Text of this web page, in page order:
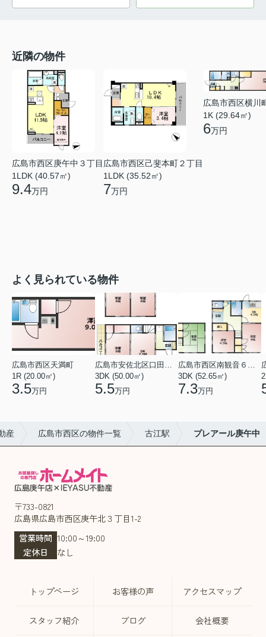
近隣の物件
広島市西区庚午中３丁目
1LDK (40.57㎡)
9.4万円
広島市西区己斐本町２丁目
1LDK (35.52㎡)
7万円
広島市西区横川
1K (29.64㎡)
6万円
よく見られている物件
広島市西区天満町
1R (20.00㎡)
3.5万円
3DK (50.00㎡)
5.5万円
3DK (52.65㎡)
7.3万円
産 広島市西区の物件一覧 古江駅 プレアール庚午中
〒733-0821
広島県広島市西区庚午北３丁目1-2
営業時間 10:00～19:00
定休日
なし
トップページ お客様の声 アクセスマップ
スタッフ紹介 ブログ 会社概要